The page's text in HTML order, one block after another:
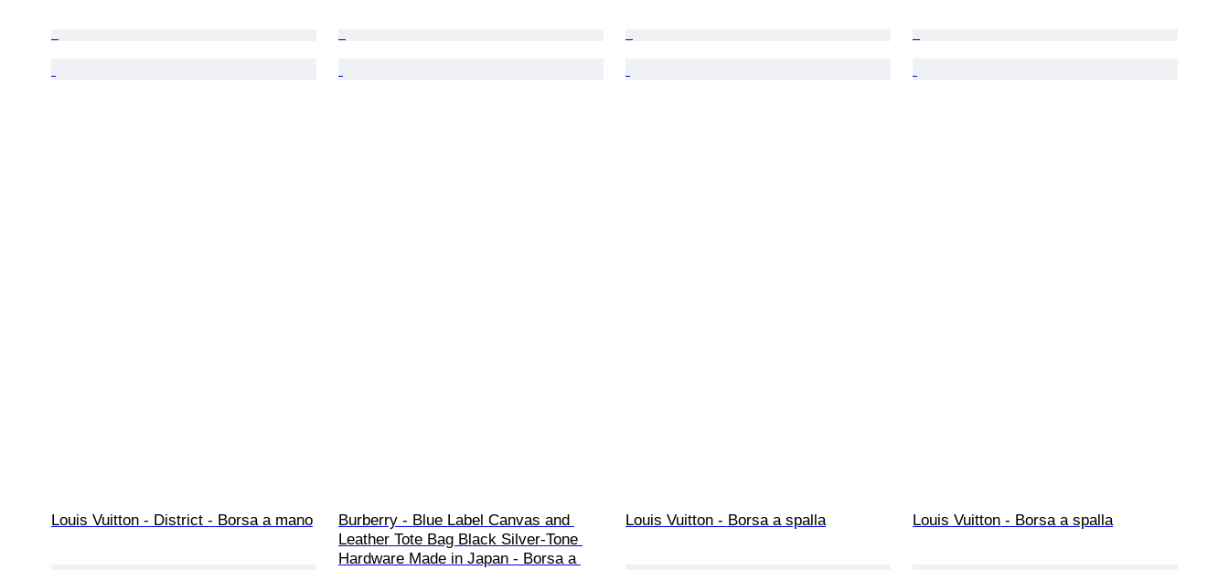
Louis Vuitton - District - Borsa a mano
Burberry - Blue Label Canvas and
Leather Tote Bag Black Silver-Tone
Hardware Made in Japan - Borsa a
Louis Vuitton - Borsa a spalla Louis Vuitton - Borsa a spalla